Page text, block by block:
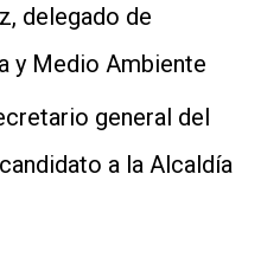
delegado de
y Medio Ambiente
general del
a la Alcaldía